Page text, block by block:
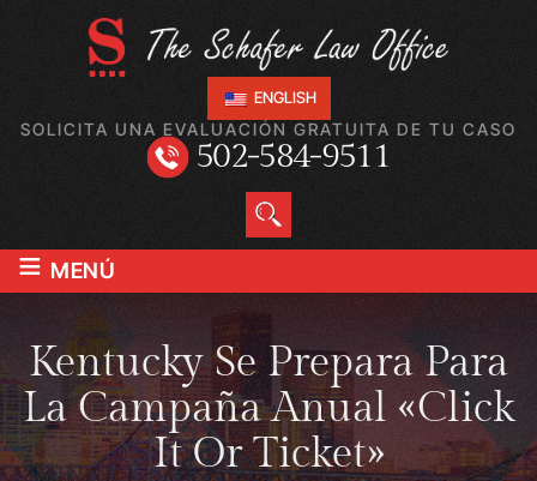
ENGLISH
SOLICITA UNA EVALUACIÓN GRATUITA DE TU CASO
502-584-9511
≡ MENÚ
Kentucky Se Prepara Para
La Campaña Anual «Click
It Or Ticket»